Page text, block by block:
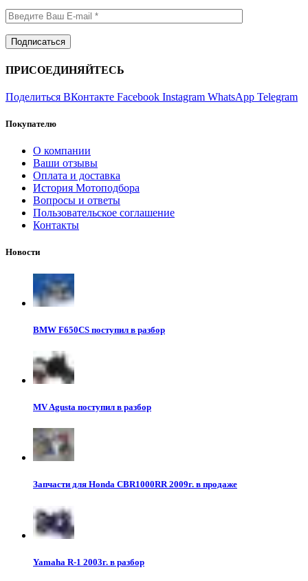
ПРИСОЕДИНЯЙТЕСЬ
Поделиться ВКонтакте Facebook Instagram WhatsApp Telegram
Покупателю
О компании
Ваши отзывы
Оплата и доставка
История Мотоподбора
Вопросы и ответы
Пользовательское соглашение
Контакты
Новости
BMW F650CS поступил в разбор
MV Agusta поступил в разбор
Запчасти для Honda CBR1000RR 2009г. в продаже
Yamaha R-1 2003г. в разбор